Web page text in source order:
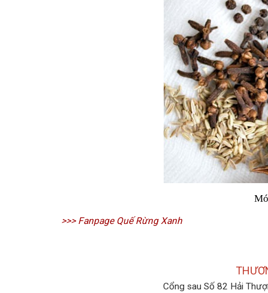
>>> Fanpage Quế Rừng Xanh
Cổng sau Số 82 Hải